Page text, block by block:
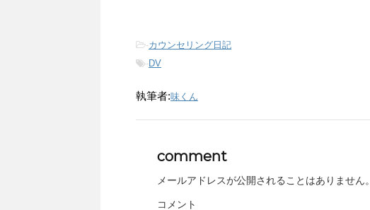
-カウンセリング日記
-DV
執筆者:味くん
comment
メールアドレスが公開されることはありません。
コメント